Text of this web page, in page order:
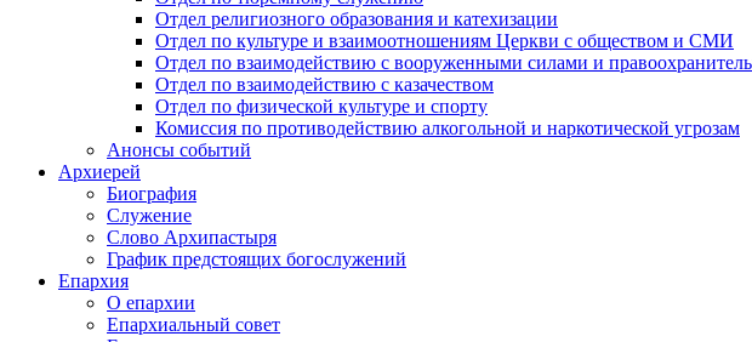
Отдел религиозного образования и катехизации
Отдел по культуре и взаимоотношениям Церкви с обществом и СМИ
Отдел по взаимодействию с вооруженными силами и
Отдел по взаимодействию с казачеством
Отдел по физической культуре и спорту
Комиссия по противодействию алкогольной и наркотической угрозам
Анонсы событий
Архиерей
Биография
Служение
Слово Архипастыря
График предстоящих богослужений
Епархия
О епархии
Епархиальный совет